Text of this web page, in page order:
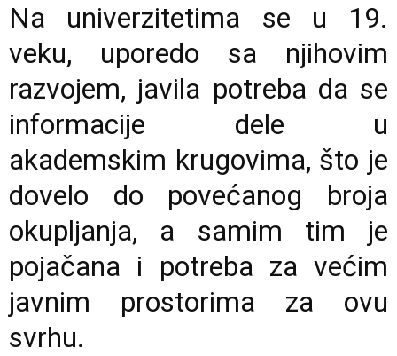
Na univerzitetima se u 19.
veku, uporedo sa njihovim
razvojem, javila potreba da se
informacije dele u
akademskim krugovima, što je
dovelo do povećanog broja
okupljanja, a samim tim je
pojačana i potreba za većim
javnim prostorima za ovu
svrhu.